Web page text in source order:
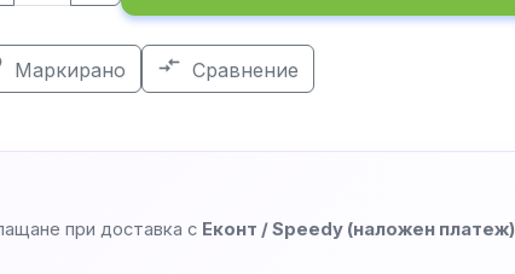
Маркирано compare_arrows Сравнение
при доставка с Еконт / Speedy (наложен платеж)